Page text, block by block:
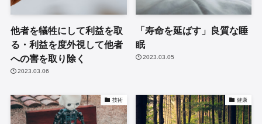
他者を犠牲にして利益を取
る・利益を度外視して他者
への害を取り除く
2023.03.06
「寿命を延ばす」良質な睡
眠
2023.03.05
技術 健康